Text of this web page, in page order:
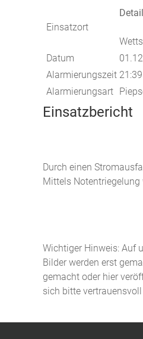
Einsatzort
Datum
Alarmierungszeit
Alarmierungsart
Einsatzbericht
Durch einen
Mittels Notentriegelung
Wichtiger Hinweis: Auf
Bilder werden erst
gemacht oder hier
sich bitte